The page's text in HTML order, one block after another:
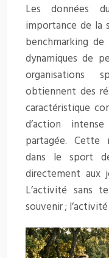
Les données
importance de la
benchmarking
dynamiques de
organisations
obtiennent des
caractéristique
d’action
partagée. Cette
dans le sport
directement aux
L’activité sans
souvenir ;